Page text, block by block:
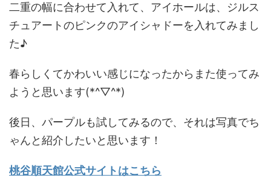
二重の幅に合わせて入れて、アイホールは、ジルス
チュアートのピンクのアイシャドーを入れてみまし
た♪
春らしくてかわいい感じになったからまた使ってみ
ようと思います(*^▽^*)
後日、パープルも試してみるので、それは写真でち
ゃんと紹介したいと思います！
桃谷順天館公式サイトはこちら